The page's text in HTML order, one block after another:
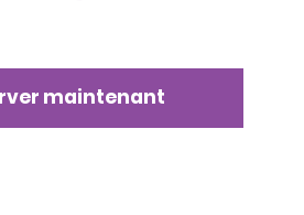
maintenant